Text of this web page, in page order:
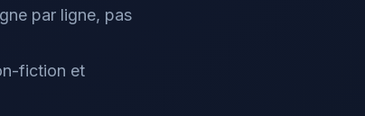
par ligne, pas
fiction et